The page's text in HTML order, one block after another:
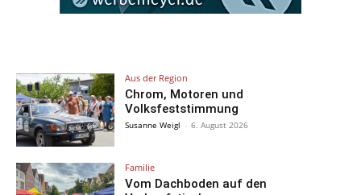
Aus der Region
Chrom, Motoren und
Volksfeststimmung
Susanne Weigl - 6. August 2026
Familie
Vom Dachboden auf den